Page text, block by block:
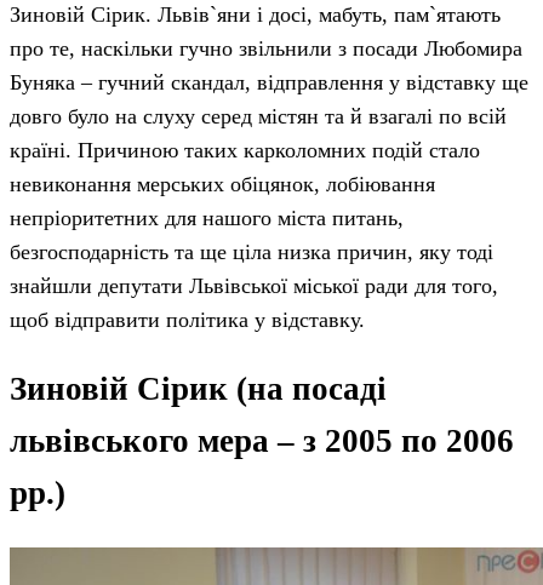
Зиновій Сірик. Львів`яни і досі, мабуть, пам`ятають
про те, наскільки гучно звільнили з посади Любомира
Буняка – гучний скандал, відправлення у відставку ще
довго було на слуху серед містян та й взагалі по всій
країні. Причиною таких карколомних подій стало
невиконання мерських обіцянок, лобіювання
непріоритетних для нашого міста питань,
безгосподарність та ще ціла низка причин, яку тоді
знайшли депутати Львівської міської ради для того,
щоб відправити політика у відставку.
Зиновій Сірик (на посаді
львівського мера – з 2005 по 2006
рр.)